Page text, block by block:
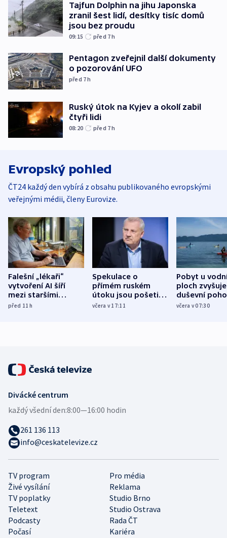
Tajfun Dolphin na jihu Japonska
zranil šest lidí, desítky tisíc domů
jsou bez proudu
09:15 před 7h
Pentagon zveřejnil další dokumenty
o pozorování UFO
před 7h
Ruský útok na Kyjev a okolí zabil
čtyři lidi
08:20 před 7h
Evropský pohled
ČT24 každý den vybírá z obsahu publikovaného evropskými
veřejnými médii, členy Eurovize.
Falešní „lékaři“
vytvoření AI šíří
mezi staršími
Poláky nebezpečné
před 11h
Spekulace o
přímém ruském
útoku jsou pošetilé,
míní estonský
včera v 17:11
Pobyt u
ploch zvyšuje
duševní
ukázala
včera v 07:30
TV program
Pro média
Živé vysílání
Reklama
TV poplatky
Studio Brno
Teletext
Studio Ostrava
Podcasty
Rada ČT
Počasí
Kariéra
Divácké centrum
každý všední den:8:00—16:00 hodin
261 136 113
info@ceskatelevize.cz